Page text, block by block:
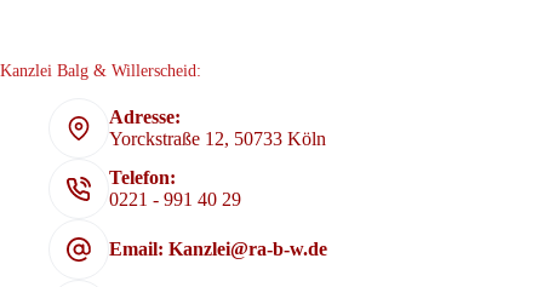
Kanzlei Balg & Willerscheid:
Adresse:
Yorckstraße 12, 50733 Köln
Telefon:
0221 - 991 40 29
Email: Kanzlei@ra-b-w.de